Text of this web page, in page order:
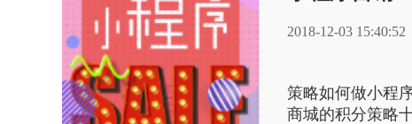
2018-12-03 15:40:52
策略如何做小程
商城的积分策略